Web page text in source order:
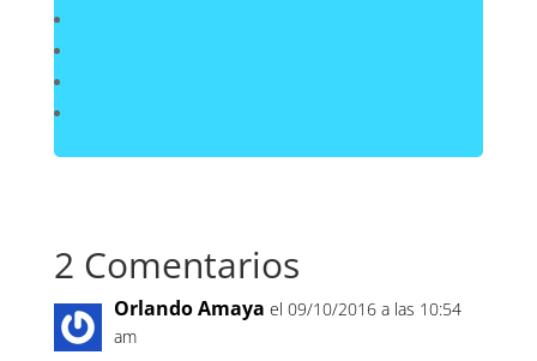
2 Comentarios
Orlando Amaya el 09/10/2016 a las 10:54
am